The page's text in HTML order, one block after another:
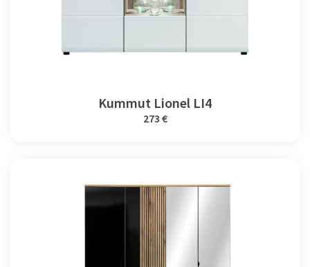
Kummut Lionel LI4
273 €